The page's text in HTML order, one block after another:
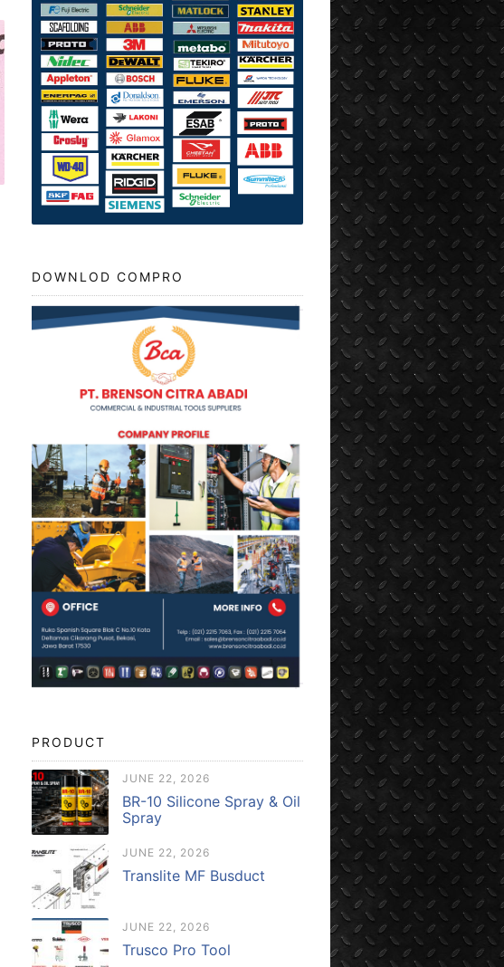
DOWNLOD COMPRO
PRODUCT
JUNE 22, 2026
BR-10 Silicone Spray & Oil
Spray
JUNE 22, 2026
Translite MF Busduct
JUNE 22, 2026
Trusco Pro Tool